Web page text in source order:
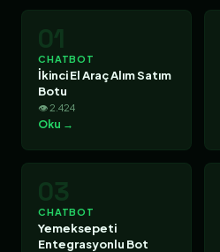
01
CHATBOT
İkinci El Araç Alım Satım
Botu
👁 2.424
Oku →
03
CHATBOT
Yemeksepeti
Entegrasyonlu Bot